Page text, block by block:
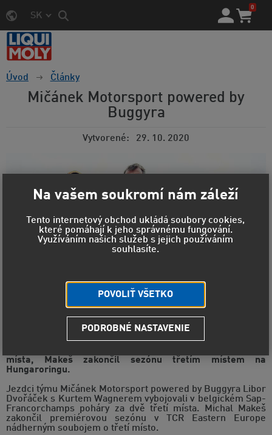
SK
0
Úvod Články
Mičánek Motorsport powered by
Buggyra
Vytvorené 29. 10. 2020
místa, Makeš zakončil sezónu třetím místem na
Hungaroringu.
Jezdci týmu Mičánek Motorsport powered by Buggyra Libor
Dvořáček s Kurtem Wagnerem vybojovali v belgickém Sap-
Francorchamps poháry za dvě třetí místa. Michal Makeš
zakončil premiérovou sezónu v TCR Eastern Europe
nádherným soubojem o třetí místo.
Na vašem soukromí nám záleží
Tento internetový obchod ukládá soubory cookies,
které pomáhají k jeho správnému fungování.
Využíváním našich služeb s jejich používáním
souhlasíte.
POVOLIŤ VŠETKO
PODROBNÉ NASTAVENIE